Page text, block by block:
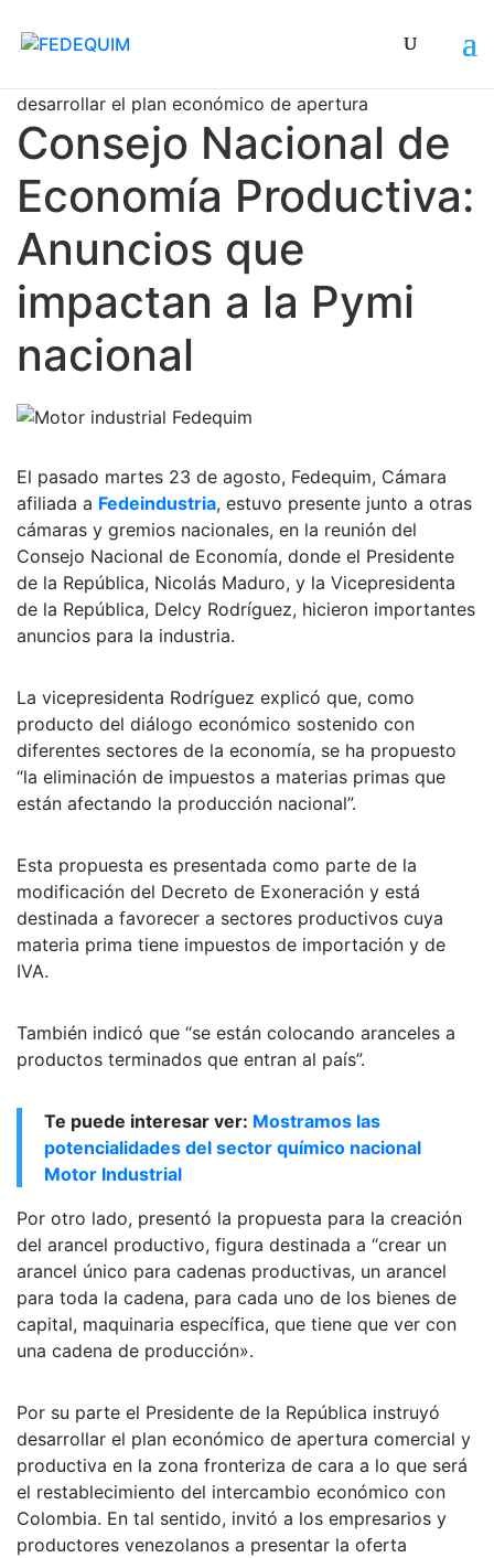
desarrollar el plan económico de apertura co
Consejo Nacional de
Economía Productiva:
Anuncios que
impactan a la Pymi
nacional
El pasado martes 23 de agosto, Fedequim, Cámara
afiliada a Fedeindustria, estuvo presente junto a otras
cámaras y gremios nacionales, en la reunión del
Consejo Nacional de Economía, donde el Presidente
de la República, Nicolás Maduro, y la Vicepresidenta
de la República, Delcy Rodríguez, hicieron importantes
anuncios para la industria.
La vicepresidenta Rodríguez explicó que, como
producto del diálogo económico sostenido con
diferentes sectores de la economía, se ha propuesto
“la eliminación de impuestos a materias primas que
están afectando la producción nacional”.
Esta propuesta es presentada como parte de la
modificación del Decreto de Exoneración y está
destinada a favorecer a sectores productivos cuya
materia prima tiene impuestos de importación y de
IVA.
También indicó que “se están colocando aranceles a
productos terminados que entran al país”.
Te puede interesar ver: Mostramos las
potencialidades del sector químico nacional
Motor Industrial
Por otro lado, presentó la propuesta para la creación
del arancel productivo, figura destinada a “crear un
arancel único para cadenas productivas, un arancel
para toda la cadena, para cada uno de los bienes de
capital, maquinaria específica, que tiene que ver con
una cadena de producción».
Por su parte el Presidente de la República instruyó
desarrollar el plan económico de apertura comercial y
productiva en la zona fronteriza de cara a lo que será
el restablecimiento del intercambio económico con
Colombia. En tal sentido, invitó a los empresarios y
productores venezolanos a presentar la oferta